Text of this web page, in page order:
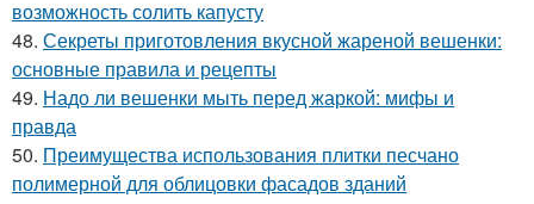
возможность солить капусту
48. Секреты приготовления вкусной жареной вешенки:
основные правила и рецепты
49. Надо ли вешенки мыть перед жаркой: мифы и
правда
50. Преимущества использования плитки песчано
полимерной для облицовки фасадов зданий